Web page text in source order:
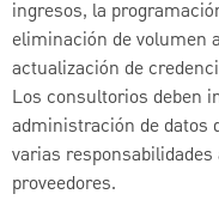
ingresos, la
eliminación de volumen
actualización de
Los consultorios deben
administración de datos
varias
proveedores.